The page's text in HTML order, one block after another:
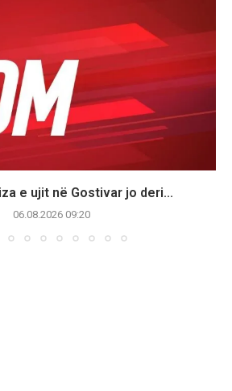
e ujit në Gostivar jo deri...
06.08.2026 09:20